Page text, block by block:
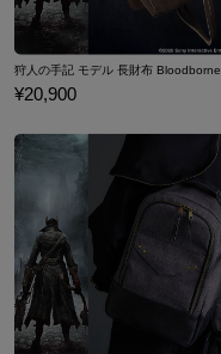
狩人の手記 モデル 長財布 Bloodborne
¥20,900